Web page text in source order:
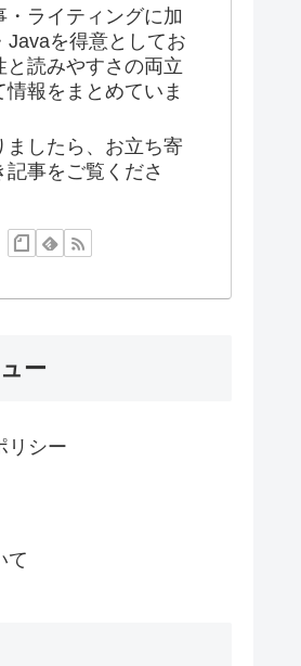
・ライティングに加
Javaを得意としてお
と読みやすさの両立
情報をまとめていま
ましたら、お立ち寄
記事をご覧くださ
ー
リシー
て